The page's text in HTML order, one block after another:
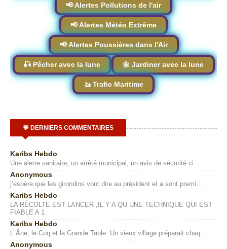
📢 Alertes Pollutions de l'air
📢 Alertes Météo Extrême
📢 Alertes Poussières dans l'Air
🎣 Pêcher avec la lune 🌼 Jardiner avec la lune
🚤 Trafic Maritime
💬 DERNIERS COMMENTAIRES
Karibs Hebdo
Une alerte sanitaire, un arrêté municipal, un avis de sécurité ci…
Anonymous
j’espère que les girondins vont dire au président et a sont premi…
Karibs Hebdo
LA RÉCOLTE EST LANCER ,IL Y A QU UNE TECHNIQUE QUI EST
FIABLE A 1…
Karibs Hebdo
L Âne, le Coq et la Grande Table .Un vieux village préparait chaq…
Anonymous